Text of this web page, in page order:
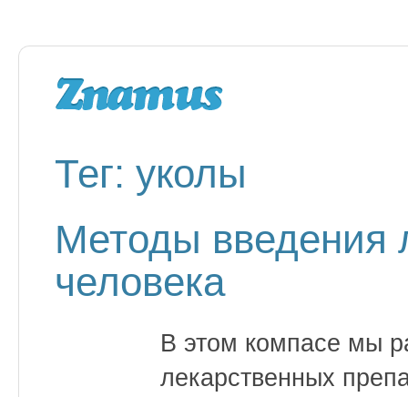
Тег: уколы
Методы введения
человека
В этом компасе мы
лекарственных